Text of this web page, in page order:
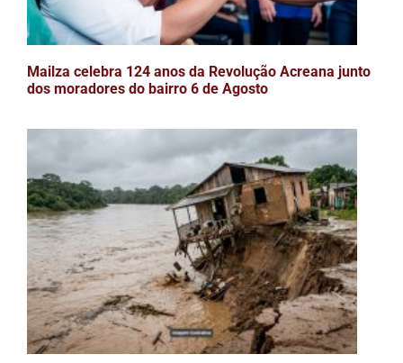
Mailza celebra 124 anos da Revolução Acreana junto
dos moradores do bairro 6 de Agosto